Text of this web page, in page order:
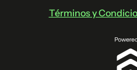
Términos y